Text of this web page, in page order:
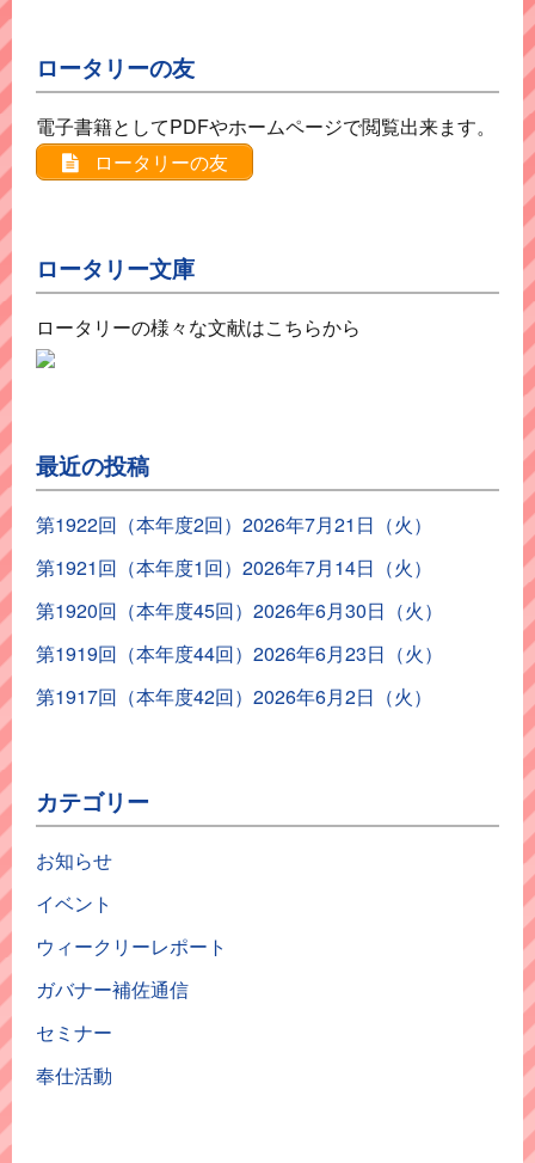
ロータリーの友
電子書籍としてPDFやホームページで閲覧出来ます。
ロータリーの友
ロータリー文庫
ロータリーの様々な文献はこちらから
最近の投稿
第1922回（本年度2回）2026年7月21日（火）
第1921回（本年度1回）2026年7月14日（火）
第1920回（本年度45回）2026年6月30日（火）
第1919回（本年度44回）2026年6月23日（火）
第1917回（本年度42回）2026年6月2日（火）
カテゴリー
お知らせ
イベント
ウィークリーレポート
ガバナー補佐通信
セミナー
奉仕活動